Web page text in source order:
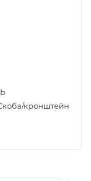
кронштейн